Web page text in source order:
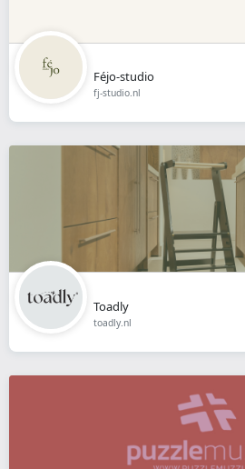
Féjo-studio
fj-studio.nl
Toadly
toadly.nl